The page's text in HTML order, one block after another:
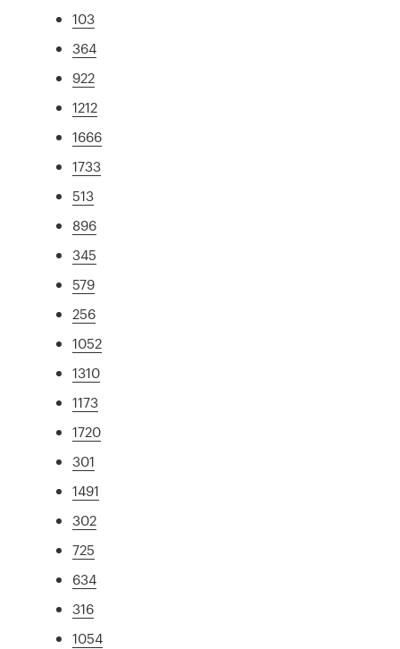
103
364
922
1212
1666
1733
513
896
345
579
256
1052
1310
1173
1720
301
1491
302
725
634
316
1054